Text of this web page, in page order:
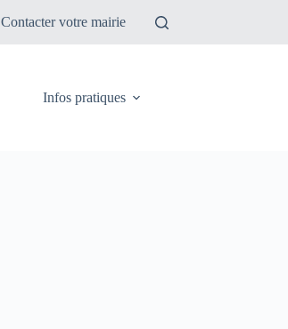
Contacter votre mairie
Infos pratiques